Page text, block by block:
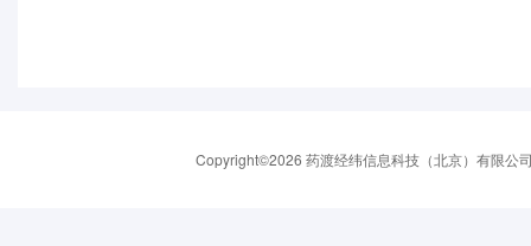
Copyright©2026 药渡经纬信息科技（北京）有限公